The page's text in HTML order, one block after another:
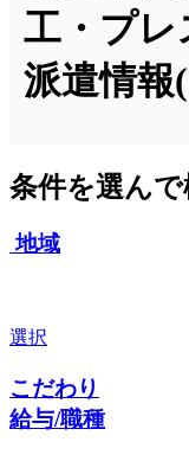
工・プレ
派遣情報
条件を選んで
地域
選択
こだわり
給与/職種